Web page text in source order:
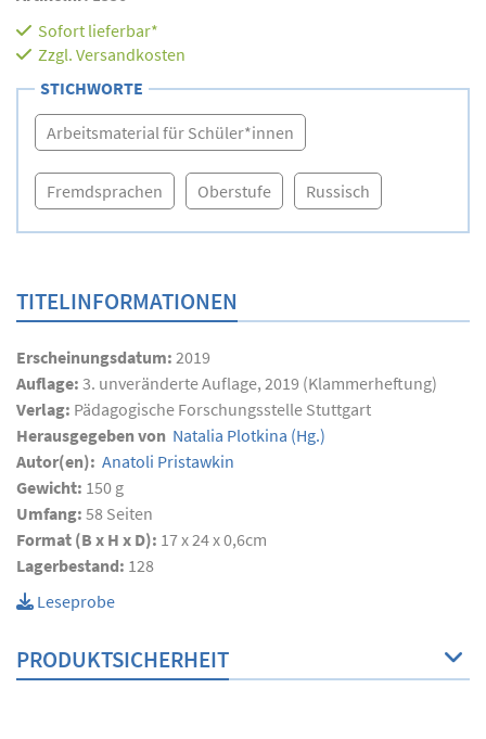
Sofort lieferbar*
Zzgl. Versandkosten
STICHWORTE
Arbeitsmaterial für Schüler*innen
Fremdsprachen Oberstufe Russisch
TITELINFORMATIONEN
Erscheinungsdatum: 2019
Auflage: 3. unveränderte Auflage, 2019 (Klammerheftung)
Verlag: Pädagogische Forschungsstelle Stuttgart
Herausgegeben von Natalia Plotkina (Hg.)
Autor(en): Anatoli Pristawkin
Gewicht: 150 g
Umfang: 58 Seiten
Format (B x H x D): 17 x 24 x 0,6cm
Lagerbestand: 128
Leseprobe
PRODUKTSICHERHEIT